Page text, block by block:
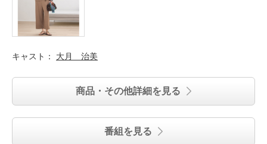
キャスト： 大月 治美
商品・その他詳細を見る
番組を見る